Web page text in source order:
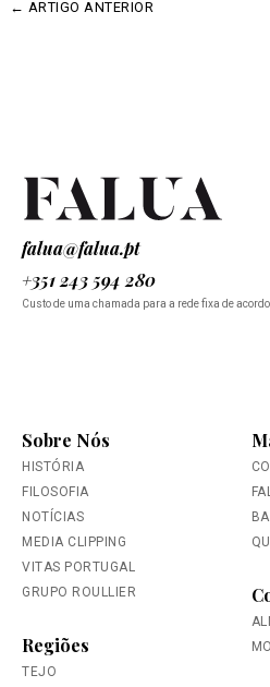
← ARTIGO ANTERIOR
falua@falua.pt
+351 243 594 280
Custo de uma chamada para a rede fixa de
Sobre Nós
HISTÓRIA
FILOSOFIA
NOTÍCIAS
MEDIA CLIPPING
VITAS PORTUGAL
GRUPO ROULLIER
Regiões
TEJO